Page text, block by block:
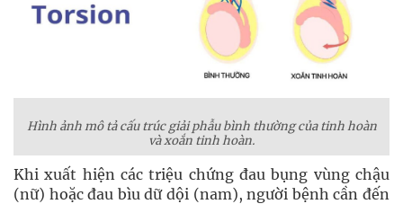
Hình ảnh mô tả cấu trúc giải phẫu bình thường của tinh hoàn
và xoắn tinh hoàn.
Khi xuất hiện các triệu chứng đau bụng vùng chậu
(nữ) hoặc đau bìu dữ dội (nam), người bệnh cần đến